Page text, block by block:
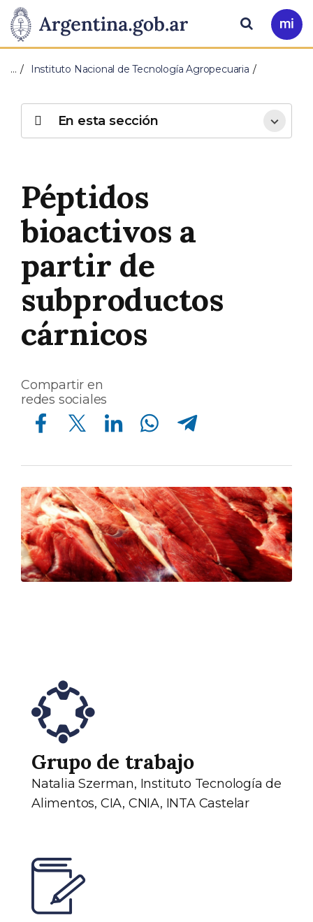
Presidencia
de
Nación
Pasar al contenido principal
Ir
a
Buscar
… Instituto Nacional de Tecnología Agropecuaria
Péptidos
bioactivos a
partir de
subproductos
cárnicos
Compartir en
redes sociales
Compartir en Facebook Compartir en Twitter Compartir en Linkedin Compartir en Whatsapp Compartir en Telegram
Grupo de trabajo
Natalia Szerman, Instituto Tecnología de
Alimentos, CIA, CNIA, INTA Castelar
En esta sección